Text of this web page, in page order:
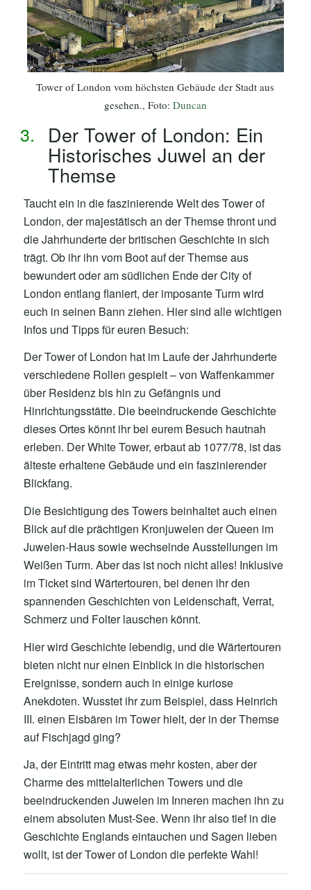
Tower of London vom höchsten Gebäude der Stadt aus
gesehen., Foto: Duncan
Der Tower of London: Ein
Historisches Juwel an der
Themse
Taucht ein in die faszinierende Welt des Tower of
London, der majestätisch an der Themse thront und
die Jahrhunderte der britischen Geschichte in sich
trägt. Ob ihr ihn vom Boot auf der Themse aus
bewundert oder am südlichen Ende der City of
London entlang flaniert, der imposante Turm wird
euch in seinen Bann ziehen. Hier sind alle wichtigen
Infos und Tipps für euren Besuch:
Der Tower of London hat im Laufe der Jahrhunderte
verschiedene Rollen gespielt – von Waffenkammer
über Residenz bis hin zu Gefängnis und
Hinrichtungsstätte. Die beeindruckende Geschichte
dieses Ortes könnt ihr bei eurem Besuch hautnah
erleben. Der White Tower, erbaut ab 1077/78, ist das
älteste erhaltene Gebäude und ein faszinierender
Blickfang.
Die Besichtigung des Towers beinhaltet auch einen
Blick auf die prächtigen Kronjuwelen der Queen im
Juwelen-Haus sowie wechselnde Ausstellungen im
Weißen Turm. Aber das ist noch nicht alles! Inklusive
im Ticket sind Wärtertouren, bei denen ihr den
spannenden Geschichten von Leidenschaft, Verrat,
Schmerz und Folter lauschen könnt.
Hier wird Geschichte lebendig, und die Wärtertouren
bieten nicht nur einen Einblick in die historischen
Ereignisse, sondern auch in einige kuriose
Anekdoten. Wusstet ihr zum Beispiel, dass Heinrich
III. einen Eisbären im Tower hielt, der in der Themse
auf Fischjagd ging?
Ja, der Eintritt mag etwas mehr kosten, aber der
Charme des mittelalterlichen Towers und die
beeindruckenden Juwelen im Inneren machen ihn zu
einem absoluten Must-See. Wenn ihr also tief in die
Geschichte Englands eintauchen und Sagen lieben
wollt, ist der Tower of London die perfekte Wahl!